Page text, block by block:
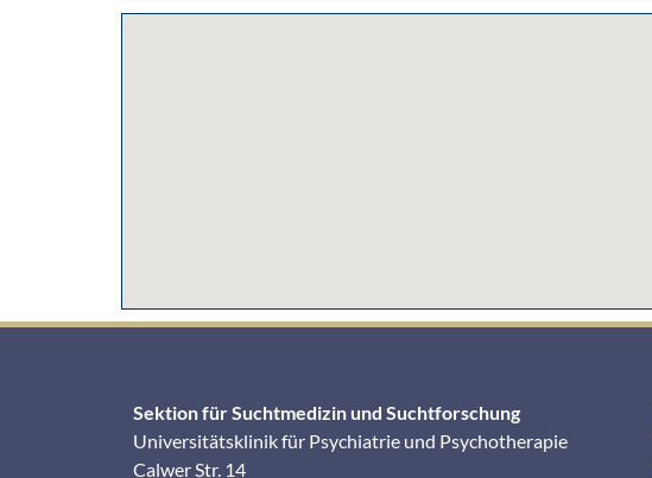
Sektion für Suchtmedizin und Suchtforschung
Universitätsklinik für Psychiatrie und Psychotherapie
Calwer Str. 14